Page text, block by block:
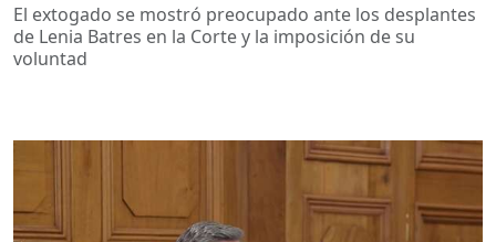
El extogado se mostró preocupado ante los desplantes
de Lenia Batres en la Corte y la imposición de su
voluntad